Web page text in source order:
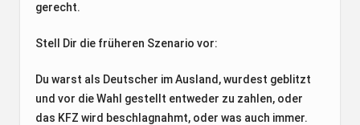
gerecht.
Stell Dir die früheren Szenario vor:
Du warst als Deutscher im Ausland, wurdest geblitzt
und vor die Wahl gestellt entweder zu zahlen, oder
das KFZ wird beschlagnahmt, oder was auch immer.